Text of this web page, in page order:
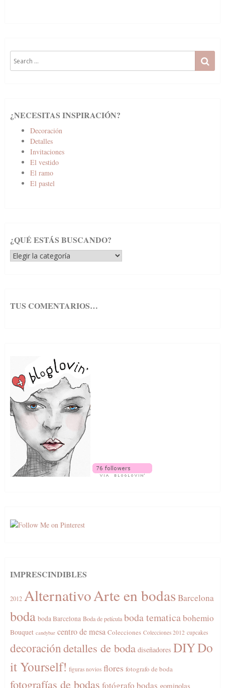
for:
¿NECESITAS INSPIRACIÓN?
Decoración
Detalles
Invitaciones
El vestido
El ramo
El pastel
¿QUÉ ESTÁS BUSCANDO?
¿Qué
TUS COMENTARIOS…
IMPRESCINDIBLES
2012 AlternativoArte en bodas Barcelona
boda boda Barcelona Boda de película boda tematicabohemio
Bouquet candybar centro de mesa Colecciones Colecciones 2012 cupcakes
decoracióndetalles de boda diseñadores DIYDo
it Yourself! figuras novios flores fotografo de boda
fotografías de bodas fotógrafo bodas gominolas